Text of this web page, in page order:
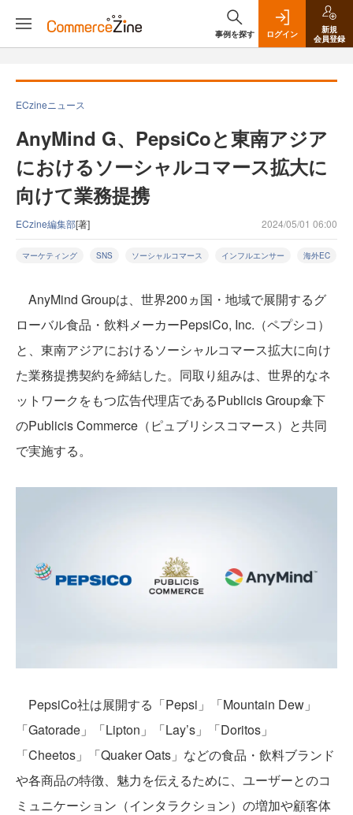
事例を探す ログイン
新規
会員登録
ECzineニュース
AnyMind G、PepsiCoと東南アジア
におけるソーシャルコマース拡大に
向けて業務提携
ECzine編集部[著] 2024/05/01 06:00
マーケティング SNS ソーシャルコマース インフルエンサー 海外EC
AnyMind Groupは、世界200ヵ国・地域で展開するグ
ローバル食品・飲料メーカーPepsiCo, Inc.（ペプシコ）
と、東南アジアにおけるソーシャルコマース拡大に向け
た業務提携契約を締結した。同取り組みは、世界的なネ
ットワークをもつ広告代理店であるPublicis Group傘下
のPublicis Commerce（ピュブリシスコマース）と共同
で実施する。
PepsiCo社は展開する「Pepsi」「Mountain Dew」
「Gatorade」「Lipton」「Lay’s」「Doritos」
「Cheetos」「Quaker Oats」などの食品・飲料ブランド
や各商品の特徴、魅力を伝えるために、ユーザーとのコ
ミュニケーション（インタラクション）の増加や顧客体